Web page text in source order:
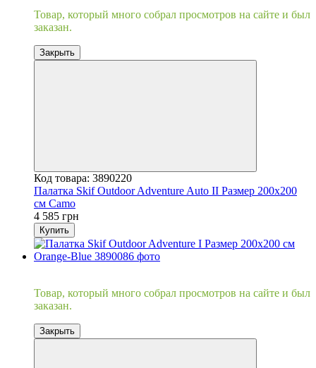
Товар, который много собрал просмотров на сайте и был
заказан.
Закрыть
Код товара: 3890220
Палатка Skif Outdoor Adventure Auto II Размер 200x200
см Camo
4 585 грн
Купить
Товар, который много собрал просмотров на сайте и был
заказан.
Закрыть